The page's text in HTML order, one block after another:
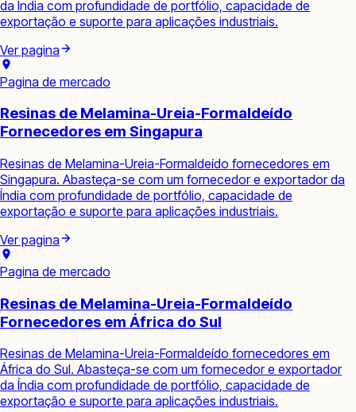
da Índia com profundidade de portfólio, capacidade de
exportação e suporte para aplicações industriais.
Ver pagina
Pagina de mercado
Resinas de Melamina-Ureia-Formaldeído
Fornecedores em Singapura
Resinas de Melamina-Ureia-Formaldeído fornecedores em
Singapura. Abasteça-se com um fornecedor e exportador da
Índia com profundidade de portfólio, capacidade de
exportação e suporte para aplicações industriais.
Ver pagina
Pagina de mercado
Resinas de Melamina-Ureia-Formaldeído
Fornecedores em África do Sul
Resinas de Melamina-Ureia-Formaldeído fornecedores em
África do Sul. Abasteça-se com um fornecedor e exportador
da Índia com profundidade de portfólio, capacidade de
exportação e suporte para aplicações industriais.